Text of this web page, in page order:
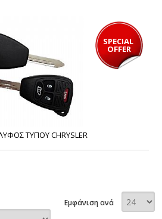
SPECIAL
OFFER
ΤΥΠΟΥ CHRYSLER
Εμφάνιση ανά